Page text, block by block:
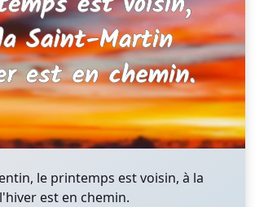
le printemps est voisin, à la
est en chemin.